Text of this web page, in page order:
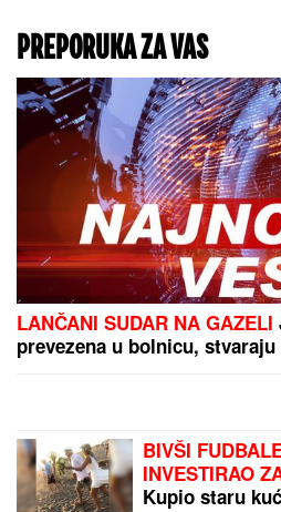
PREPORUKA ZA VAS
LANČANI SUDAR NA GAZELI
prevezena u bolnicu, stvaraju
BIVŠI
INVESTIRAO
Kupio staru